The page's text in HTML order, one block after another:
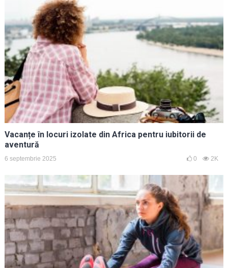
Vacanțe în locuri izolate din Africa pentru iubitorii de
aventură
6 septembrie 2025 0 2K